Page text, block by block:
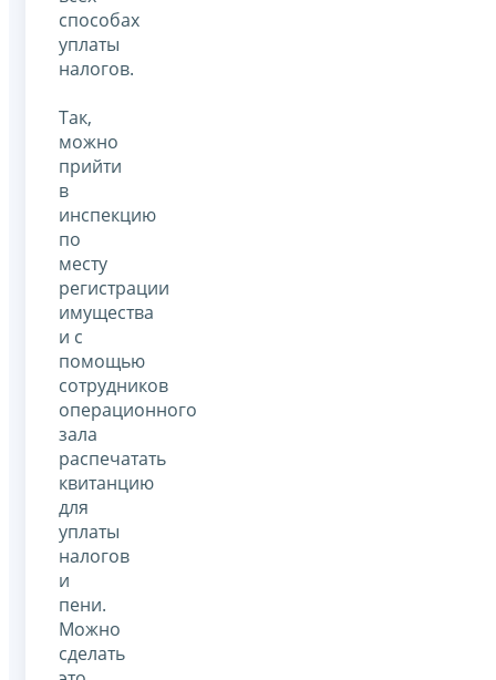
способах
уплаты
налогов.
Так,
можно
прийти
в
инспекцию
по
месту
регистрации
имущества
и с
помощью
сотрудников
операционного
зала
распечатать
квитанцию
для
уплаты
налогов
и
пени.
Можно
сделать